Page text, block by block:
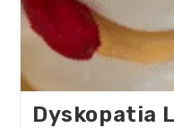
Dyskopatia